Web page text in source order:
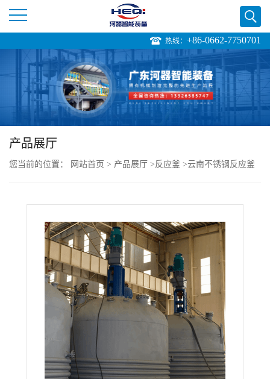
司
首
页
公
热线： +86-0662-7750701
产品展厅
您当前的位置： 网站首页 > 产品展厅 >反应釜 >云南不锈钢反应釜